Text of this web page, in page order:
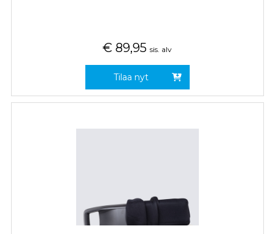
€ 89,95 sis. alv
Tilaa nyt